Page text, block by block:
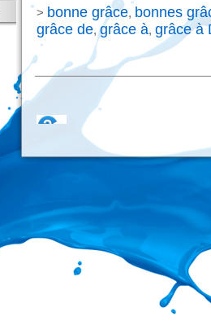
> bonne grâce, bonnes
grâce de,grâce à, grâce à